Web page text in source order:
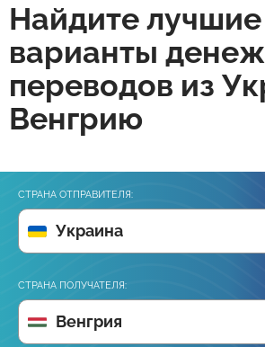
Найдите лучшие
варианты
переводов из
Венгрию
СТРАНА ОТПРАВИТЕЛЯ:
Украина
СТРАНА ПОЛУЧАТЕЛЯ:
Венгрия